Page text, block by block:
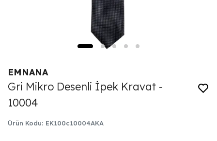
EMNANA
Gri Mikro Desenli İpek Kravat -
10004
Ürün Kodu: EK100c10004AKA